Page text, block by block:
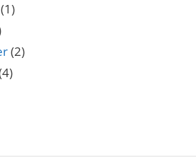
(1)
(2)